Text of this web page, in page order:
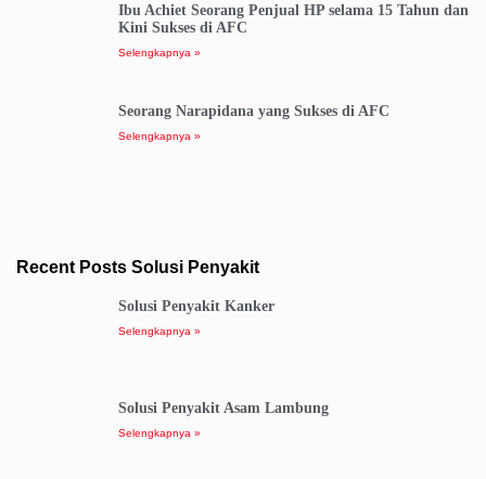
Ibu Achiet Seorang Penjual HP selama 15 Tahun dan
Kini Sukses di AFC
Selengkapnya »
Seorang Narapidana yang Sukses di AFC
Selengkapnya »
Recent Posts Solusi Penyakit
Solusi Penyakit Kanker
Selengkapnya »
Solusi Penyakit Asam Lambung
Selengkapnya »